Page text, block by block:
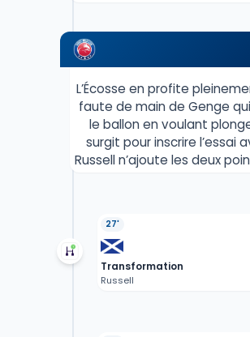
L’Écosse en profite
faute de main de Genge
le ballon en voulant
surgit pour inscrire l’essai
Russell n’ajoute les deux
27'
Transformation
Russell